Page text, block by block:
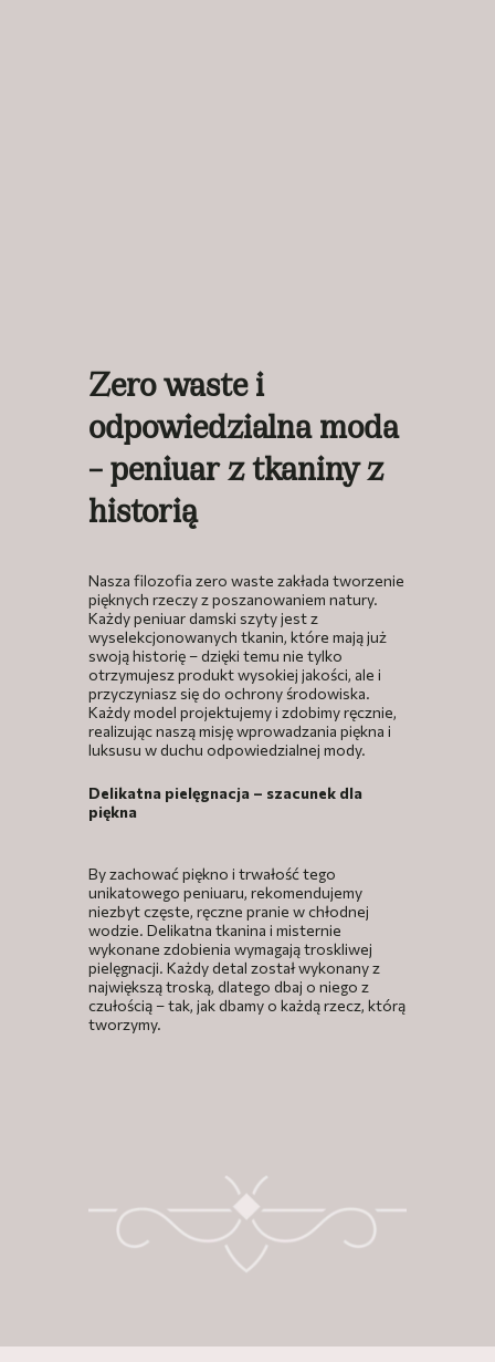
Zero waste i
odpowiedzialna moda
– peniuar z tkaniny z
historią
Nasza filozofia zero waste zakłada tworzenie
pięknych rzeczy z poszanowaniem natury.
Każdy peniuar damski szyty jest z
wyselekcjonowanych tkanin, które mają już
swoją historię – dzięki temu nie tylko
otrzymujesz produkt wysokiej jakości, ale i
przyczyniasz się do ochrony środowiska.
Każdy model projektujemy i zdobimy ręcznie,
realizując naszą misję wprowadzania piękna i
luksusu w duchu odpowiedzialnej mody.
Delikatna pielęgnacja – szacunek dla
piękna
By zachować piękno i trwałość tego
unikatowego peniuaru, rekomendujemy
niezbyt częste, ręczne pranie w chłodnej
wodzie. Delikatna tkanina i misternie
wykonane zdobienia wymagają troskliwej
pielęgnacji. Każdy detal został wykonany z
największą troską, dlatego dbaj o niego z
czułością – tak, jak dbamy o każdą rzecz, którą
tworzymy.